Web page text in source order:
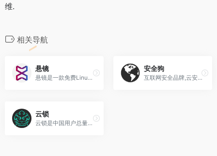
维.
相关导航
悬镜
悬镜是一款免费Linux服务器安全运营软件
安全狗
互联网安全品牌,云安全服务与解决方案提供商
云锁
云锁是中国用户总量领先的主机安全产品